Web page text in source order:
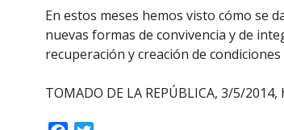
En estos meses hemos visto cómo se
nuevas formas de convivencia y de
recuperación y creación de
TOMADO DE LA REPÚBLICA, 3/5/